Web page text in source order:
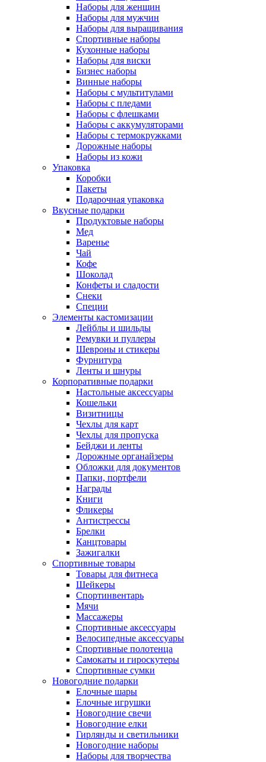
Наборы для женщин
Наборы для мужчин
Наборы для выращивания
Спортивные наборы
Кухонные наборы
Наборы для виски
Бизнес наборы
Винные наборы
Наборы с мультитулами
Наборы с пледами
Наборы с флешками
Наборы с аккумуляторами
Наборы с термокружками
Дорожные наборы
Наборы из кожи
Упаковка
Коробки
Пакеты
Подарочная упаковка
Вкусные подарки
Продуктовые наборы
Мед
Варенье
Чай
Кофе
Шоколад
Конфеты и сладости
Снеки
Специи
Элементы кастомизации
Лейблы и шильды
Ремувки и пуллеры
Шевроны и стикеры
Фурнитура
Ленты и шнуры
Корпоративные подарки
Настольные аксессуары
Кошельки
Визитницы
Чехлы для карт
Чехлы для пропуска
Бейджи и ленты
Дорожные органайзеры
Обложки для документов
Папки, портфели
Награды
Книги
Фликеры
Антистрессы
Брелки
Канцтовары
Зажигалки
Спортивные товары
Товары для фитнеса
Шейкеры
Спортинвентарь
Мячи
Массажеры
Спортивные аксессуары
Велосипедные аксессуары
Спортивные полотенца
Самокаты и гироскутеры
Спортивные сумки
Новогодние подарки
Елочные шары
Елочные игрушки
Новогодние свечи
Новогодние елки
Гирлянды и светильники
Новогодние наборы
Наборы для творчества